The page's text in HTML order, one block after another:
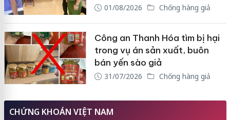
01/08/2026 Chống hàng giả
Công an Thanh Hóa tìm bị hại
trong vụ án sản xuất, buôn
bán yến sào giả
31/07/2026 Chống hàng giả
CHỨNG KHOÁN VIỆT NAM